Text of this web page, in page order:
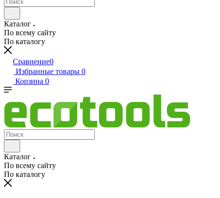
Каталог
По всему сайту
По каталогу
Сравнение0
Избранные товары 0
Корзина 0
Каталог
По всему сайту
По каталогу